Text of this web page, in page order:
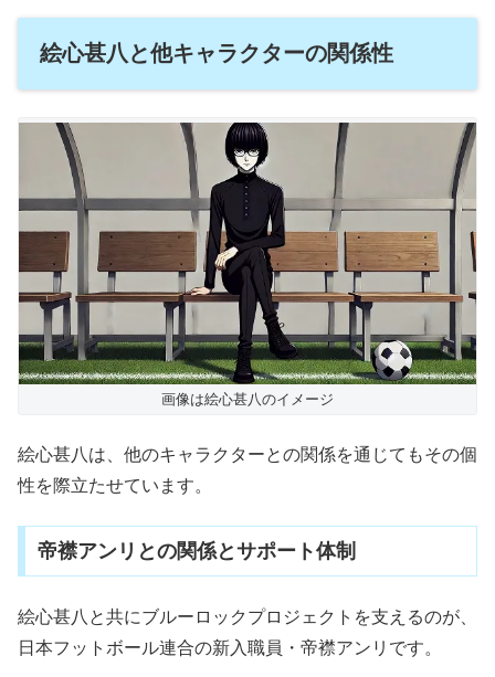
絵心甚八と他キャラクターの関係性
画像は絵心甚八のイメージ
絵心甚八は、他のキャラクターとの関係を通じてもその個
性を際立たせています。
帝襟アンリとの関係とサポート体制
絵心甚八と共にブルーロックプロジェクトを支えるのが、
日本フットボール連合の新入職員・帝襟アンリです。